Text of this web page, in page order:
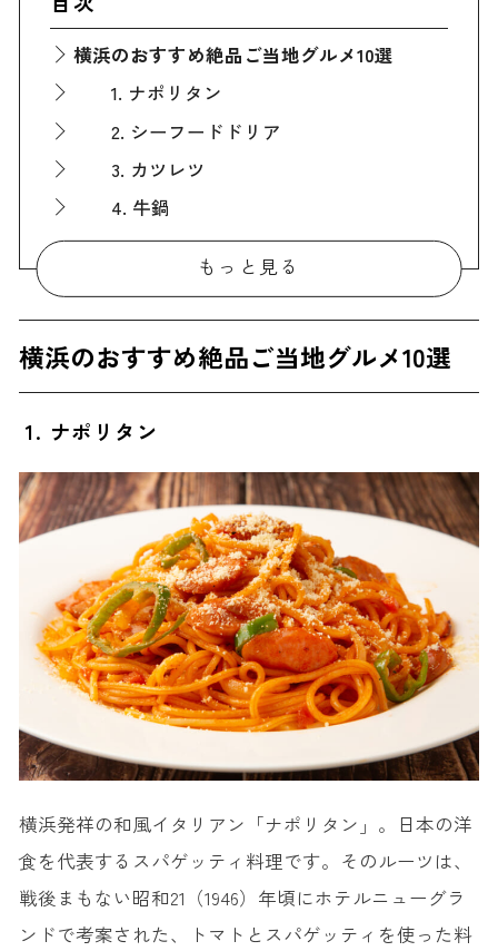
横浜のおすすめ絶品ご当地グルメ10選
1. ナポリタン
2. シーフードドリア
3. カツレツ
4. 牛鍋
5. サンマーメン
6. 横浜家系ラーメン
7. シウマイ
8. 中華まん
9. 中華粥
10. 月餅
横浜の名物グルメが楽しめる人気店7選
1. KIKIレストラン＆売店
3. サモアール 馬車道店
4. 泉平 馬車道本店
5. 謝甜記（しゃてんき）
6. 三和楼
7. 中華菜館 同發 本館
もっと見る
横浜のおすすめ絶品ご当地グルメ10選
1. ナポリタン
横浜発祥の和風イタリアン「ナポリタン」。日本の洋
食を代表するスパゲッティ料理です。そのルーツは、
戦後まもない昭和21（1946）年頃にホテルニューグラ
ンドで考案された、トマトとスパゲッティを使った料